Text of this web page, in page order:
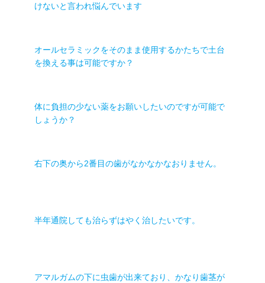
けないと言われ悩んでいます
オールセラミックをそのまま使用するかたちで土台
を換える事は可能ですか？
体に負担の少ない薬をお願いしたいのですが可能で
しょうか？
右下の奥から2番目の歯がなかなかなおりません。
半年通院しても治らずはやく治したいです。
アマルガムの下に虫歯が出来ており、かなり歯茎が